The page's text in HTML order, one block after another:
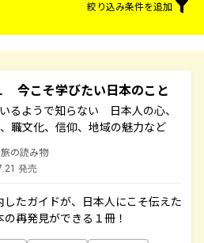
絞り込み条件を追加
今こそ学びたい日本のこと
るようで知らない 日本人の心、
職文化、信仰、地域の魅力など
の読み物
発売
したガイドが、日本人にこそ伝えた
再発見ができる１冊！